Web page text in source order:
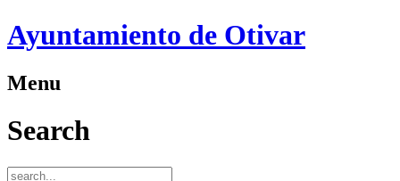
Ayuntamiento de Otivar
Menu
Search